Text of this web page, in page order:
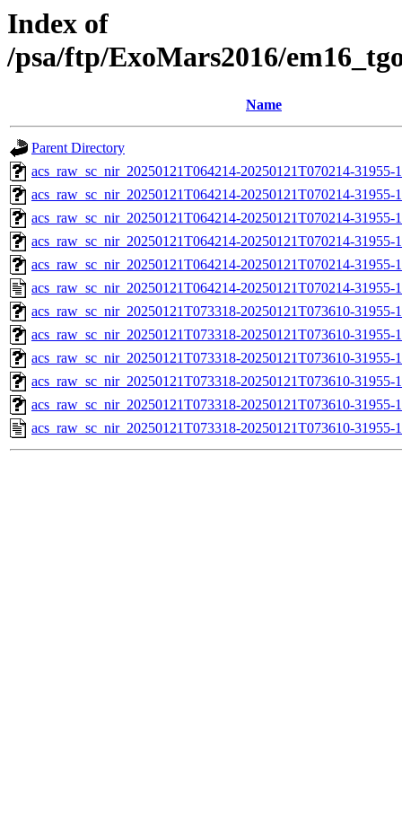
Index of
/psa/ftp/ExoMars2016/
Name
Parent Directory
acs_raw_sc_nir_20250121T064214-20250121T070214-
acs_raw_sc_nir_20250121T064214-20250121T070214-31955-
acs_raw_sc_nir_20250121T064214-20250121T070214-31955-
acs_raw_sc_nir_20250121T064214-20250121T070214-31955-
acs_raw_sc_nir_20250121T064214-20250121T070214-31955-
acs_raw_sc_nir_20250121T064214-20250121T070214-31955-
acs_raw_sc_nir_20250121T073318-20250121T073610-
acs_raw_sc_nir_20250121T073318-20250121T073610-31955-
acs_raw_sc_nir_20250121T073318-20250121T073610-31955-
acs_raw_sc_nir_20250121T073318-20250121T073610-31955-
acs_raw_sc_nir_20250121T073318-20250121T073610-31955-
acs_raw_sc_nir_20250121T073318-20250121T073610-31955-